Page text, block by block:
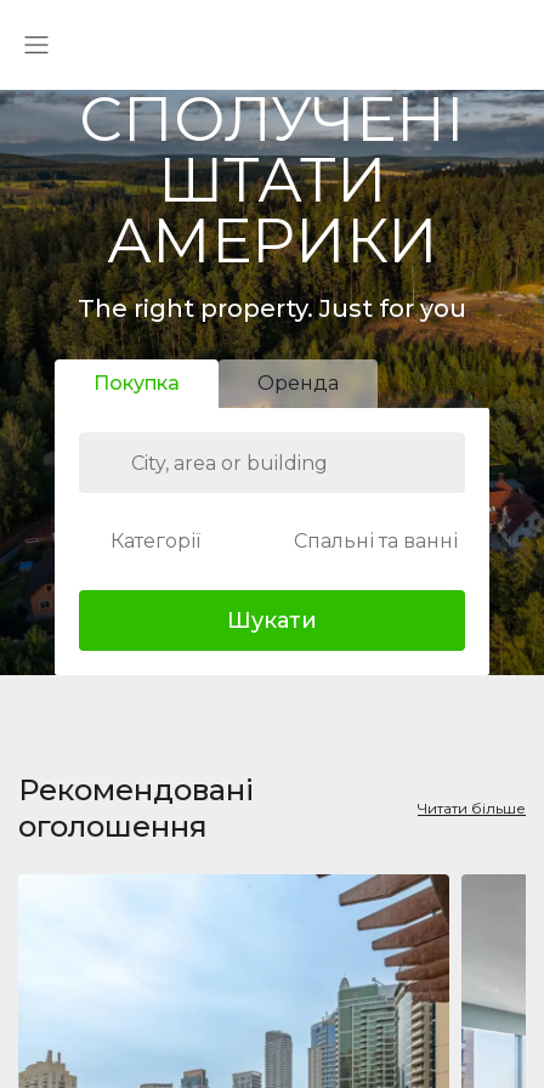
СПОЛУЧЕНІ
ШТАТИ
АМЕРИКИ
The right property. Just for you
Покупка Оренда
Категорії Спальні та ванні
Шукати
Рекомендовані
оголошення
Читати більше